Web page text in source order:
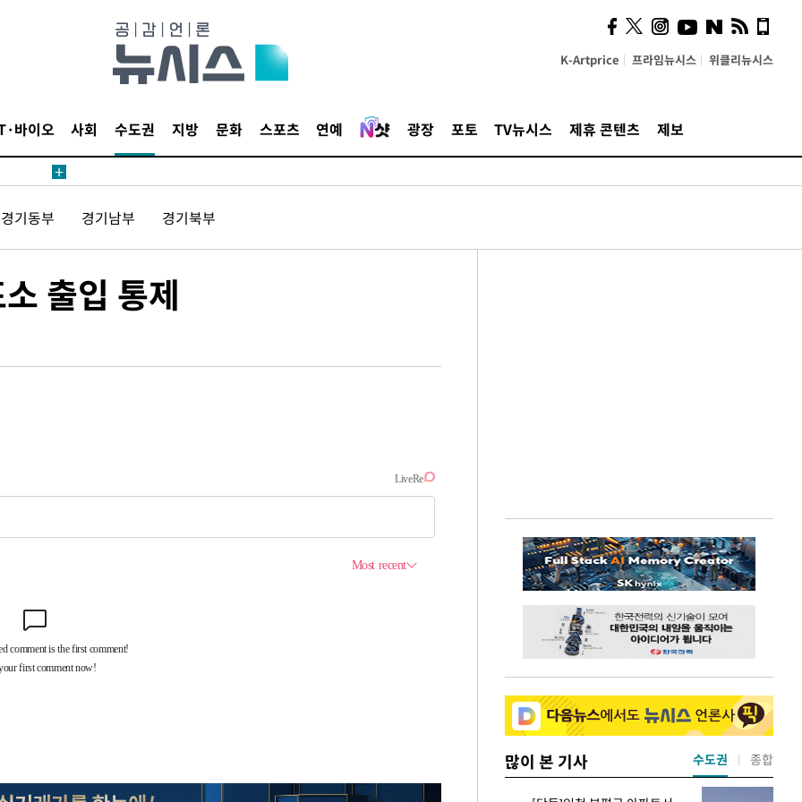
K-Artprice 프라임뉴시스 위클리뉴시스
바이오 사회 수도권 지방 문화 스포츠 연예 광장 포토 TV뉴시스 제휴 콘텐츠 제보
경기동부 경기남부 경기북부
출입 통제
많이 본 기사 수도권 종합